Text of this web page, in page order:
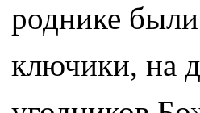
роднике
ключики, на